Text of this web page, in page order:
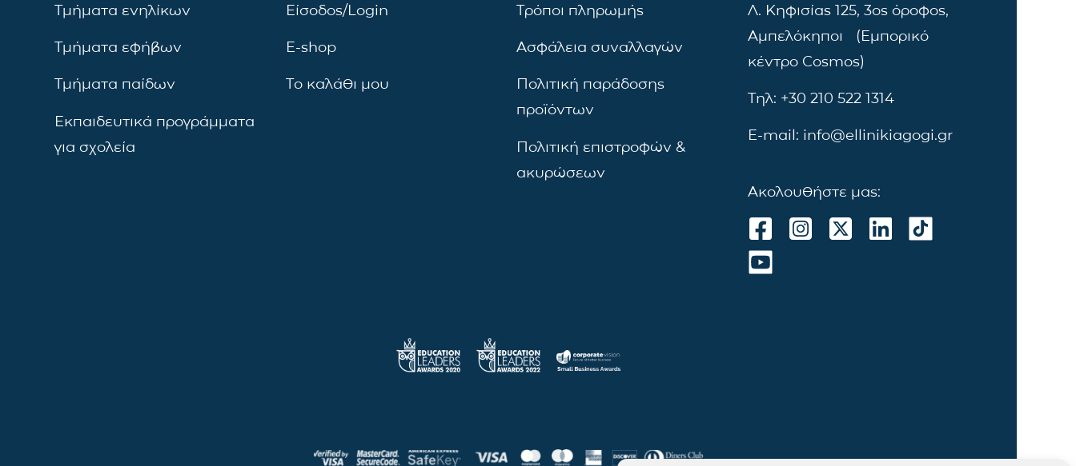
Τμήματα ενηλίκων
Τμήματα εφήβων
Τμήματα παίδων
Εκπαιδευτικά προγράμματα
για σχολεία
Είσοδος/Login
E-shop
Το καλάθι μου
Τρόποι πληρωμής
Ασφάλεια συναλλαγών
Πολιτική παράδοσης
προϊόντων
Πολιτική επιστροφών &
ακυρώσεων
Λ. Κηφισίας 125, 3ος όροφος,
Αμπελόκηποι (Εμπορικό
κέντρο Cosmos)
Τηλ: +30 210 522 1314
E-mail: info@ellinikiagogi.gr
Ακολουθήστε μας: